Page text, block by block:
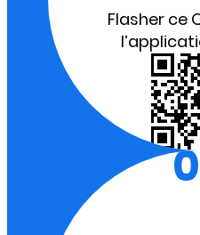
Flasher ce